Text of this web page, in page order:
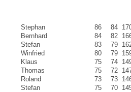
Stephan 86 84
Bernhard 84 82
Stefan 83 79
Winfried 80 79
Klaus 75 74
Thomas 75 72
Roland 73 73
Stefan 75 70